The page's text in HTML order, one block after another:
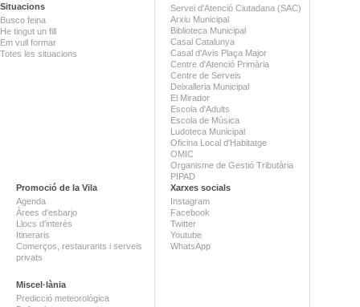
Situacions
Busco feina
He tingut un fill
Em vull formar
Totes les situacions
Servei d'Atenció Ciutadana (SAC)
Arxiu Municipal
Biblioteca Municipal
Casal Catalunya
Casal d'Avis Plaça Major
Centre d'Atenció Primària
Centre de Serveis
Deixalleria Municipal
El Mirador
Escola d'Adults
Escola de Música
Ludoteca Municipal
Oficina Local d'Habitatge
OMIC
Organisme de Gestió Tributària
PIPAD
Promoció de la Vila
Agenda
Àrees d'esbarjo
Llocs d'interès
Itineraris
Comerços, restaurants i serveis
privats
Miscel·lània
Predicció meteorològica
Xarxes socials
Instagram
Facebook
Twitter
Youtube
WhatsApp